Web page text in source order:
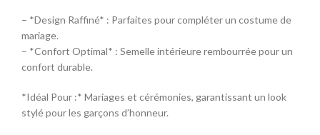
– *Design Raffiné* : Parfaites pour compléter un costume de
mariage.
– *Confort Optimal* : Semelle intérieure rembourrée pour un
confort durable.
*Idéal Pour :* Mariages et cérémonies, garantissant un look
stylé pour les garçons d’honneur.